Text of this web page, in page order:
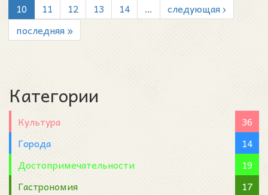
10
11 12 13 14 …
следующая ›
последняя »
Категории
Культура
36
Города
14
Достопримечательности
19
Гастрономия
17